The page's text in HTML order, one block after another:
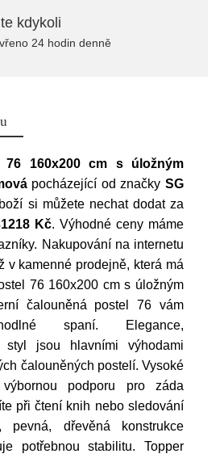
kdykoli
24 hodin denně
76 160x200 cm s úložným
pocházející od značkySG
si můžete nechat dodat za
Kč. Výhodné ceny máme
Nakupování na internetu
v kamenné prodejně, která má
76 160x200 cm s úložným
čalouněná postel 76 vám
spaní. Elegance,
styl jsou hlavními výhodami
čalouněných postelí. Vysoké
podporu pro záda
při čtení knih nebo sledování
pevná, dřevěná konstrukce
potřebnou stabilitu. Topper